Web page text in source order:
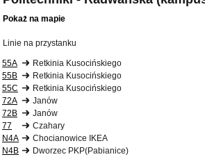
Pokaż na mapie
Linie na przystanku
55A
Retkinia Kusocińskiego
55B
Retkinia Kusocińskiego
55C
Retkinia Kusocińskiego
72A
Janów
72B
Janów
77
Czahary
N4A
Chocianowice IKEA
N4B
Dworzec PKP(Pabianice)